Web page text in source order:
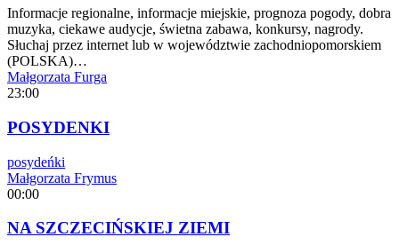
Informacje regionalne, informacje miejskie, prognoza pogody, dobra
muzyka, ciekawe audycje, świetna zabawa, konkursy, nagrody.
Słuchaj przez internet lub w województwie zachodniopomorskiem
(POLSKA)…
Małgorzata Furga
23:00
POSYDENKI
posydeńki
Małgorzata Frymus
00:00
NA SZCZECIŃSKIEJ ZIEMI